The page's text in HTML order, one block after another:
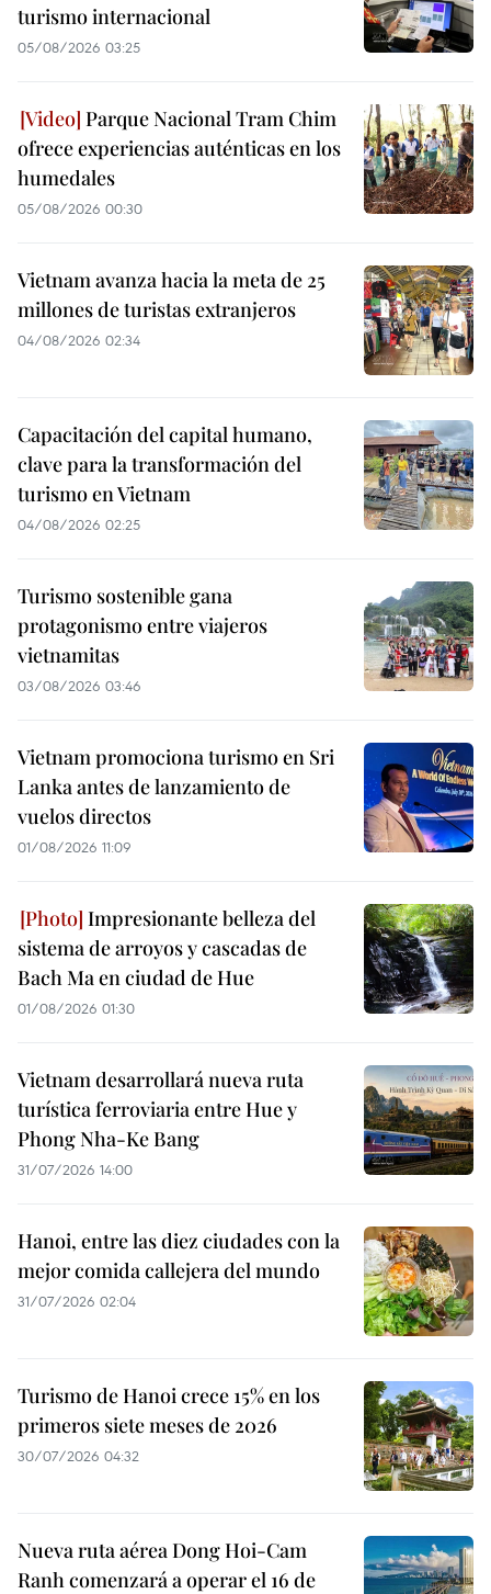
turismo internacional
05/08/2026 03:25
Parque Nacional Tram Chim
ofrece experiencias auténticas en los
humedales
05/08/2026 00:30
Vietnam avanza hacia la meta de 25
millones de turistas extranjeros
04/08/2026 02:34
Capacitación del capital humano,
clave para la transformación del
turismo en Vietnam
04/08/2026 02:25
Turismo sostenible gana
protagonismo entre viajeros
vietnamitas
03/08/2026 03:46
Vietnam promociona turismo en Sri
Lanka antes de lanzamiento de
vuelos directos
01/08/2026 11:09
Impresionante belleza del
sistema de arroyos y cascadas de
Bach Ma en ciudad de Hue
01/08/2026 01:30
Vietnam desarrollará nueva ruta
turística ferroviaria entre Hue y
Phong Nha-Ke Bang
31/07/2026 14:00
Hanoi, entre las diez ciudades con la
mejor comida callejera del mundo
31/07/2026 02:04
Turismo de Hanoi crece 15% en los
primeros siete meses de 2026
30/07/2026 04:32
Nueva ruta aérea Dong Hoi-Cam
Ranh comenzará a operar el 16 de